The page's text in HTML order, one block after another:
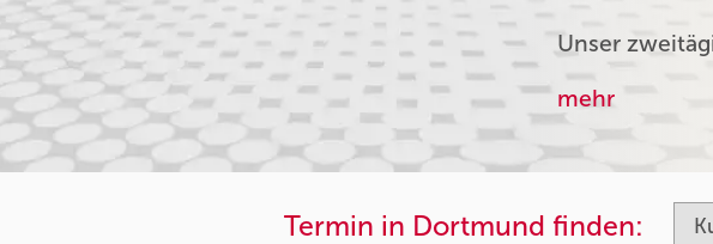
Unser
mehr
Termin in Dortmund finden: